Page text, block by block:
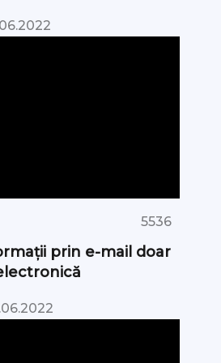
5536
prin e-mail doar